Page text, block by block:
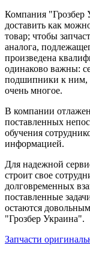
Компания "Грозбер
доставить как
товар; чтобы
аналога,
произведена
одинаково важны:
подшипники к ним,
очень многое.
В компании
поставленных
обучения
информацией.
Для надежной
строит свое
долговременных
поставленные
остаются
"Грозбер Украина".
Запчасти